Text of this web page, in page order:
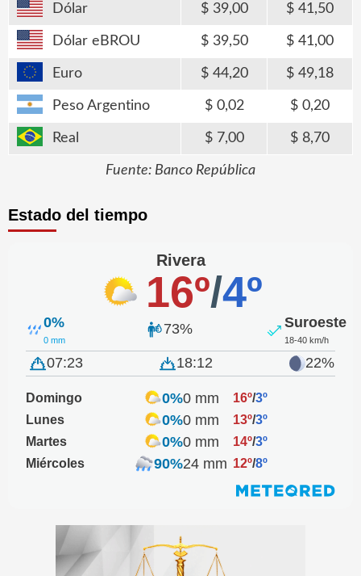
Dólar 39,00 41,50
Dólar eBROU 39,50 41,00
Euro 44,20 49,18
Peso Argentino 0,02 0,20
Real 7,00 8,70
Fuente: Banco República
Estado del tiempo
Rivera
16º/4º
0%
0 mm
73% Suroeste
18-40 km/h
07:23 18:12 22%
Domingo 0%0 mm 16º/3º
Lunes
0%0 mm 13º/3º
Martes
0%0 mm 14º/3º
Miércoles
90%24 mm 12º/8º